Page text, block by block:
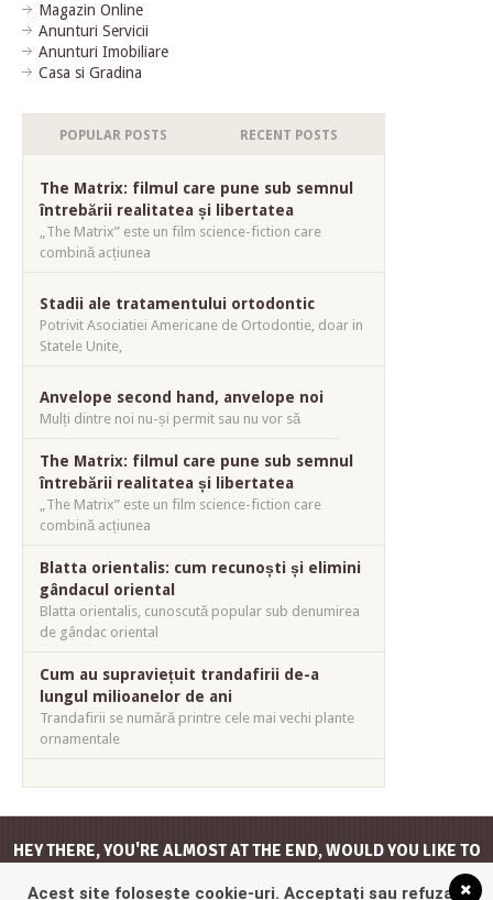
Magazin Online
Anunturi Servicii
Anunturi Imobiliare
Casa si Gradina
POPULAR POSTS RECENT POSTS
The Matrix: filmul care pune sub semnul
întrebării realitatea și libertatea
„The Matrix” este un film science-fiction care
combină acțiunea
Stadii ale tratamentului ortodontic
Potrivit Asociatiei Americane de Ortodontie, doar in
Statele Unite,
Anvelope second hand, anvelope noi
Mulți dintre noi nu-și permit sau nu vor să
The Matrix: filmul care pune sub semnul
întrebării realitatea și libertatea
„The Matrix” este un film science-fiction care
combină acțiunea
Blatta orientalis: cum recunoști și elimini
gândacul oriental
Blatta orientalis, cunoscută popular sub denumirea
de gândac oriental
Cum au supraviețuit trandafirii de-a
lungul milioanelor de ani
Trandafirii se numără printre cele mai vechi plante
ornamentale
HEY THERE, YOU'RE ALMOST AT THE END, WOULD YOU LIKE TO
Acest site folosește cookie-uri. Acceptați sau refuzați